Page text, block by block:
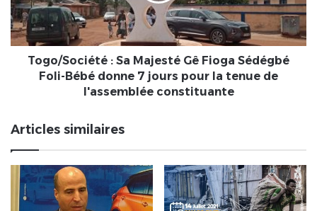
recommande
des
pistes
solutions
de
Sédégbé
Foli-
Bébé
donne
tenue
de
l'assemblée
constituante
Togo/Société : Sa Majesté Gê Fioga Sédégbé
Foli-Bébé donne 7 jours pour la tenue de
l'assemblée constituante
Articles similaires